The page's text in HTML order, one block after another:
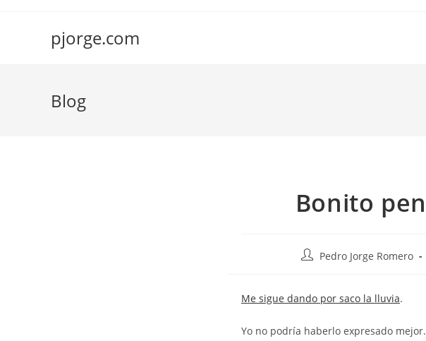
pjorge.com
Blog
Bonito
Autor
entrada:
Pedro Jorge Romero
Me sigue dando por saco la lluvia.
Yo no podría haberlo expresado